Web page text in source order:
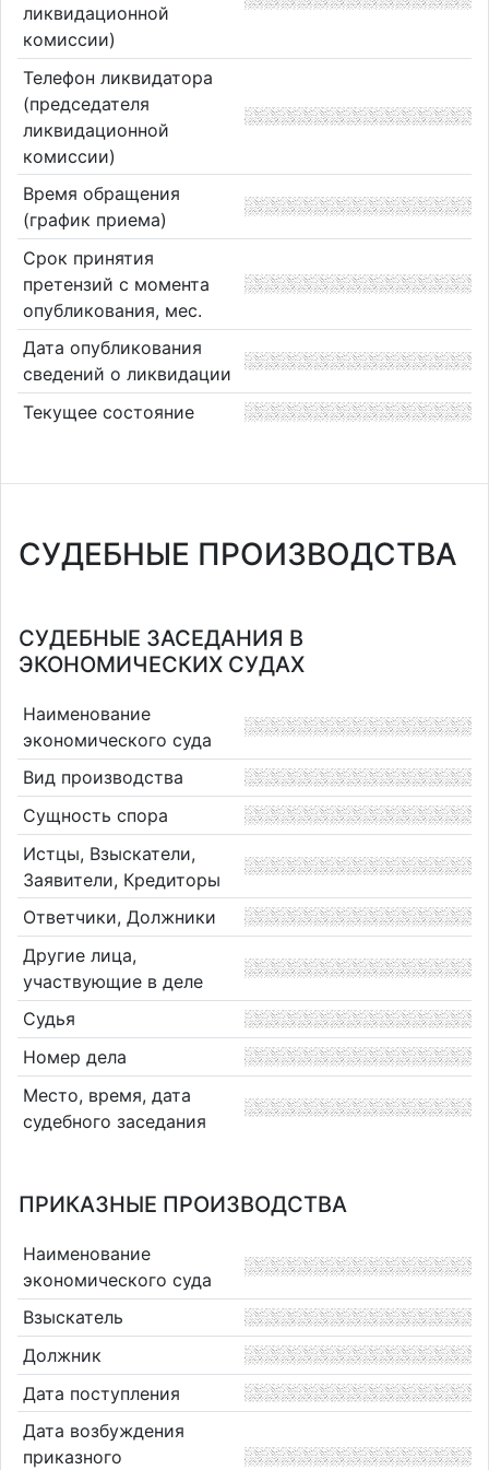
ликвидационной
комиссии)
Телефон ликвидатора
(председателя
ликвидационной
комиссии)
Время обращения
(график приема)
Срок принятия
претензий с момента
опубликования, мес.
Дата опубликования
сведений о ликвидации
Текущее состояние
СУДЕБНЫЕ ПРОИЗВОДСТВА
СУДЕБНЫЕ ЗАСЕДАНИЯ В
ЭКОНОМИЧЕСКИХ СУДАХ
Наименование
экономического суда
Вид производства
Сущность спора
Истцы, Взыскатели,
Заявители, Кредиторы
Ответчики, Должники
Другие лица,
участвующие в деле
Судья
Номер дела
Место, время, дата
судебного заседания
ПРИКАЗНЫЕ ПРОИЗВОДСТВА
Наименование
экономического суда
Взыскатель
Должник
Дата поступления
Дата возбуждения
приказного